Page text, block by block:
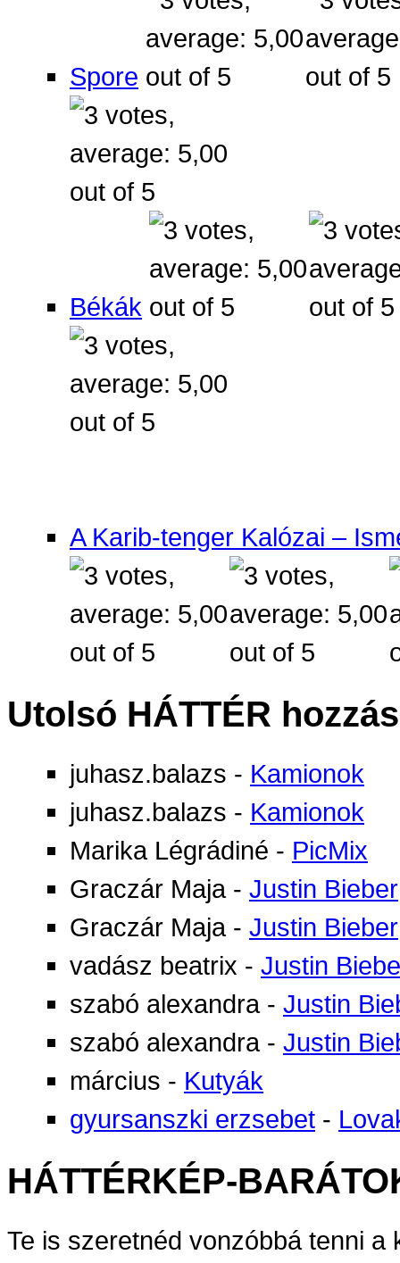
Spore
Békák
A Karib-tenger Kalózai –
Utolsó HÁTTÉR
juhasz.balazs - Kamionok
juhasz.balazs - Kamionok
Marika Légrádiné - PicMix
Graczár Maja - Justin Bieber
Graczár Maja - Justin Bieber
vadász beatrix - Justin
szabó alexandra - Justin
szabó alexandra - Justin
március - Kutyák
gyursanszki erzsebet -
HÁTTÉRKÉP-
Te is szeretnéd vonzóbbá tenni